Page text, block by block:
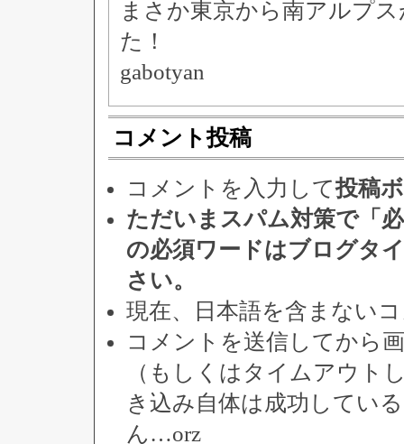
まさか東京から南アルプ
た！
gabotyan
コメント投稿
コメントを入力して投稿
ただいまスパム対策で「
の必須ワードはブログタ
さい。
現在、日本語を含まない
コメントを送信してから
（もしくはタイムアウト
き込み自体は成功してい
ん…orz